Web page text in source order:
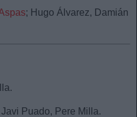
; Hugo Álvarez, Damián
Puado, Pere Milla.